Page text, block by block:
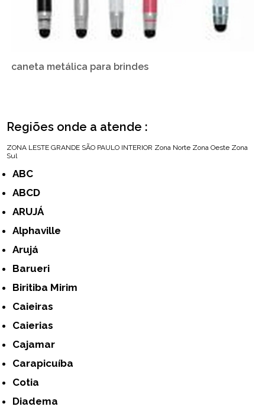
caneta metálica para brindes
Regiões onde a atende :
ZONA LESTE GRANDE SÃO PAULO INTERIOR Zona Norte Zona Oeste Zona
Sul
ABC
ABCD
ARUJÁ
Alphaville
Arujá
Barueri
Biritiba Mirim
Caieiras
Caierias
Cajamar
Carapicuíba
Cotia
Diadema